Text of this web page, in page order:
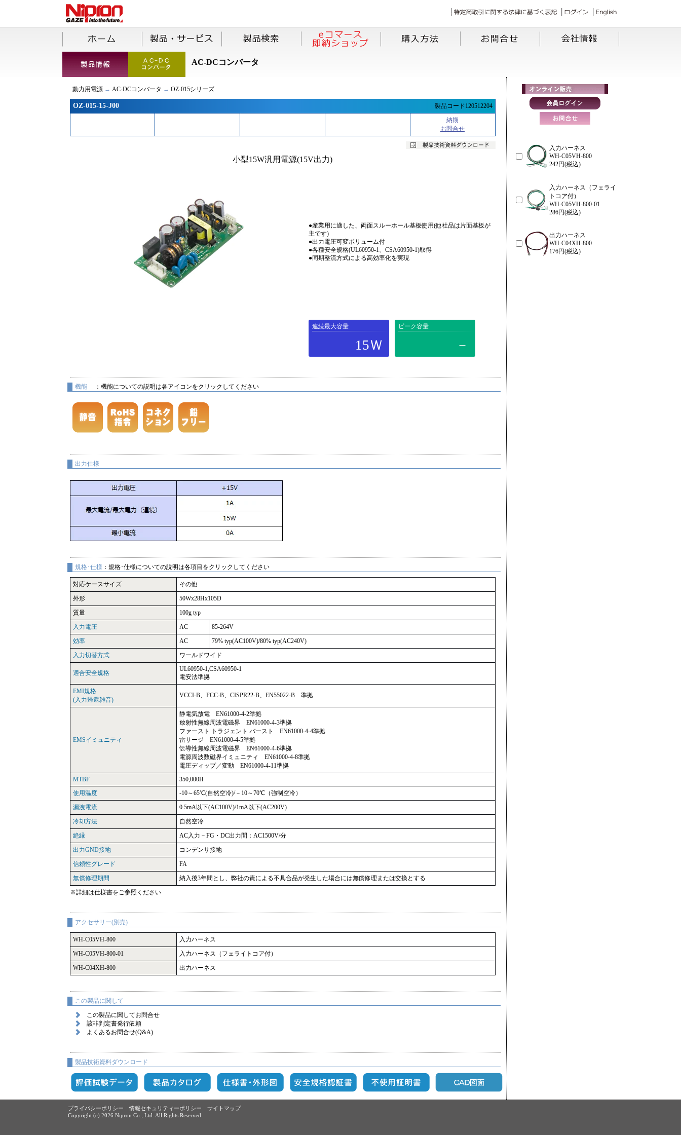
AC-DCコンバータ
動力用電源→ AC-DCコンバータ → OZ-015シリーズ
OZ-015-15-J00
製品コード120512204
納期
お問合せ
小型15W汎用電源(15V出力)
●産業用に適した、両面スルーホール基板使用(他社品は片面基板が
主です)
●出力電圧可変ボリューム付
●各種安全規格(UL60950-1、CSA60950-1)取得
●同期整流方式による高効率化を実現
連続最大容量
15Ｗ
ピーク容量
－
機能 ：機能についての説明は各アイコンをクリックしてください
出力仕様
規格･仕様 ：規格･仕様についての説明は各項目をクリックしてください
対応ケースサイズ
その他
外形
50Wx28Hx105D
質量
100g typ
入力電圧
AC
85-264V
効率
AC
79% typ(AC100V)/80% typ(AC240V)
入力切替方式
ワールドワイド
適合安全規格
UL60950-1,CSA60950-1
電安法準拠
EMI規格
(入力帰還雑音)
VCCI-B、FCC-B、CISPR22-B、EN55022-B 準拠
EMSイミュニティ
静電気放電 EN61000-4-2準拠
放射性無線周波電磁界 EN61000-4-3準拠
ファースト トラジェント バースト EN61000-4-4準拠
雷サージ EN61000-4-5準拠
伝導性無線周波電磁界 EN61000-4-6準拠
電源周波数磁界イミュニティ EN61000-4-8準拠
電圧ディップ／変動 EN61000-4-11準拠
MTBF
350,000H
使用温度
-10～65℃(自然空冷)/－10～70℃（強制空冷）
漏洩電流
0.5mA以下(AC100V)/1mA以下(AC200V)
冷却方法
自然空冷
絶縁
AC入力－FG・DC出力間：AC1500V/分
出力GND接地
コンデンサ接地
信頼性グレード
FA
無償修理期間
納入後3年間とし、弊社の責による不具合品が発生した場合には無償修理または交換とする
※詳細は仕様書をご参照ください
アクセサリー(別売)
WH-C05VH-800
入力ハーネス
WH-C05VH-800-01
入力ハーネス（フェライトコア付）
WH-C04XH-800
出力ハーネス
この製品に関して
この製品に関してお問合せ
該非判定書発行依頼
よくあるお問合せ(Q&A)
製品技術資料ダウンロード
入力ハーネス
WH-C05VH-800
242円(税込)
入力ハーネス（フェライ
トコア付）
WH-C05VH-800-01
286円(税込)
出力ハーネス
WH-C04XH-800
176円(税込)
プライバシーポリシー 情報セキュリティーポリシー
サイトマップ
Copyright (c) 2026 Nipron Co., Ltd. All Rights Reserved.